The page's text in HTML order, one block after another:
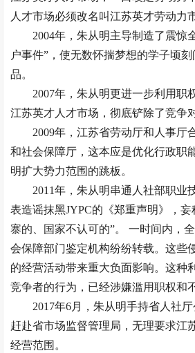
人才市场必须改名叫江苏英才劳动力
2004年，朱从明主导制造了震惊
户事件”，使无数怀揣梦想的学子顷
品。
2007年，朱从明更进一步利用职
江苏英才人才市场，彻底铲除了竞争
2009年，江苏省劳动厅和人事厅
和社会保障厅，这本应是优化行政职
明扩大势力范围的跳板。
2011年，朱从明串通人社部职业
表造谣抹黑JYPC的《郑重声明》，妄
寨的、国家不认可的”。 一时间内，
会保障部门鉴定机构纷纷转载。这些
的经营活动带来重大负面影响。这种
竞争者的行为，已经涉嫌滥用职权和
2017年6月，朱从明手持省人社
赶赴省市场监督管理局，无理要求江
经营范围。